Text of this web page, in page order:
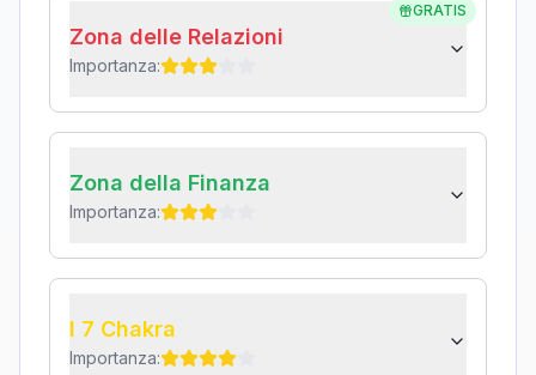
GRATIS
Zona delle Relazioni
Importanza:
Zona della Finanza
Importanza:
I 7 Chakra
Importanza: